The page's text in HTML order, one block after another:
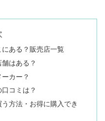
ある？販売店一覧
はある？
カー？
コミは？
方法・お得に購入でき